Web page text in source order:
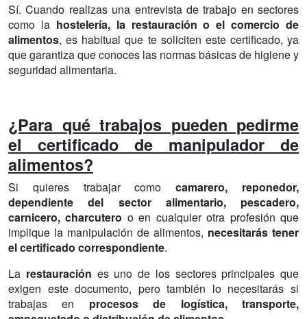
Sí. Cuando realizas una entrevista de trabajo en sectores
como la hostelería, la restauración o el comercio de
alimentos, es habitual que te soliciten este certificado, ya
que garantiza que conoces las normas básicas de higiene y
seguridad alimentaria.
¿Para qué trabajos pueden pedirme
el certificado de manipulador de
alimentos?
Si quieres trabajar comocamarero, reponedor,
dependiente del sector alimentario, pescadero,
carnicero, charcutero o en cualquier otra profesión que
implique la manipulación de alimentos, necesitarás tener
el certificado correspondiente.
La restauración es uno de los sectores principales que
exigen este documento, pero también lo necesitarás si
trabajas en procesos de logística, transporte,